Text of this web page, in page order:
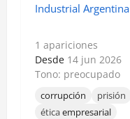
Industrial Argentina
1 apariciones
Desde 14 jun 2026
Tono: preocupado
corrupción
prisión
éticaempresarial